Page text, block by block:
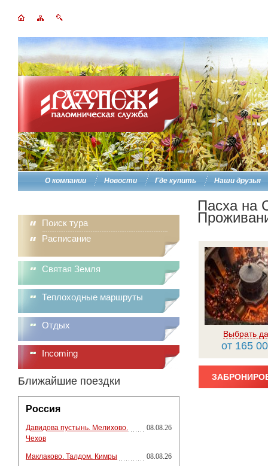
О компании Новости Где купить Наши друзья
Поиск тура
Расписание
Святая Земля
Теплоходные маршруты
Отдых
Incoming
Ближайшие поездки
Россия
Давидова пустынь. Мелихово.
Чехов
08.08.26
Маклаково. Талдом. Кимры 08.08.26
Пасха на
Выбрать
от 165